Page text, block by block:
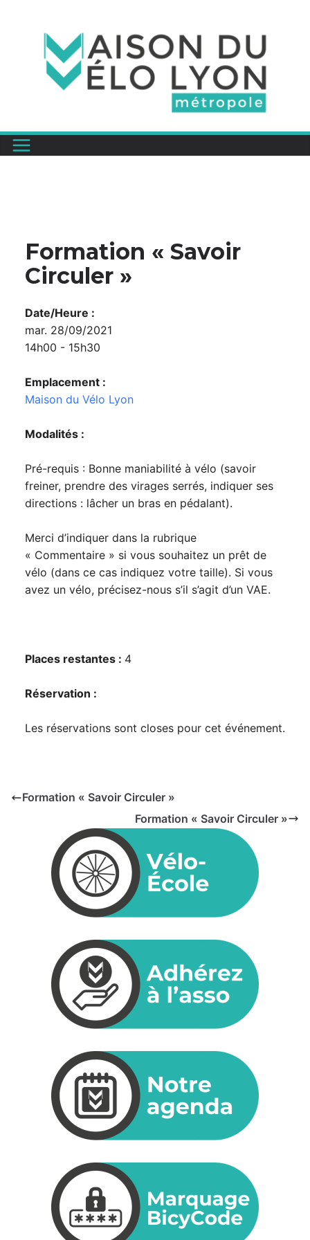
Formation « Savoir
Circuler »
Date/Heure :
mar. 28/09/2021
14h00 - 15h30
Emplacement :
Maison du Vélo Lyon
Modalités :
Pré-requis : Bonne maniabilité à vélo (savoir
freiner, prendre des virages serrés, indiquer ses
directions : lâcher un bras en pédalant).
Merci d’indiquer dans la rubrique
« Commentaire » si vous souhaitez un prêt de
vélo (dans ce cas indiquez votre taille). Si vous
avez un vélo, précisez-nous s’il s’agit d’un VAE.
Places restantes : 4
Réservation :
Les réservations sont closes pour cet événement.
Formation « Savoir Circuler »
Formation « Savoir Circuler »